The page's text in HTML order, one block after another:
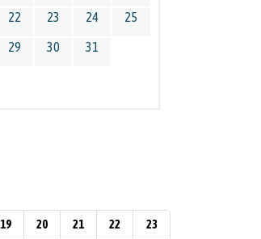
22 23 24 25
29 30 31
19 20 21 22 23